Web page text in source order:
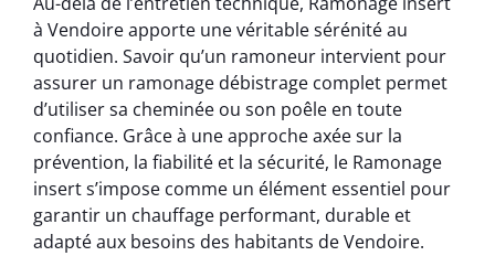
à Vendoire apporte une véritable sérénité au
quotidien. Savoir qu’un ramoneur intervient pour
assurer un ramonage débistrage complet permet
d’utiliser sa cheminée ou son poêle en toute
confiance. Grâce à une approche axée sur la
prévention, la fiabilité et la sécurité, le Ramonage
insert s’impose comme un élément essentiel pour
garantir un chauffage performant, durable et
adapté aux besoins des habitants de Vendoire.